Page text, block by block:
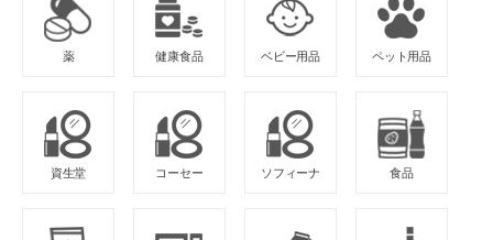
薬 健康食品 ベビー用品 ペット用品
資生堂 コーセー ソフィーナ 食品